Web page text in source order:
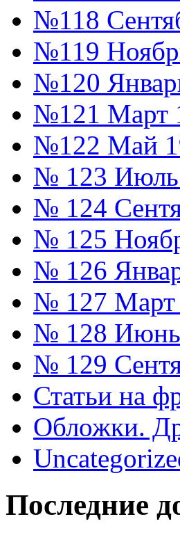
№118
№119
№120
№121 Март
№122 Май
№ 123 Июль
№ 124
№ 125
№ 126
№ 127 Март
№ 128 Июнь
№ 129
Статьи на
Обложки.
Последние